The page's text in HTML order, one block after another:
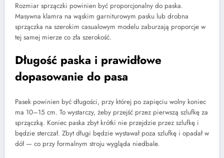
Rozmiar sprzączki powinien być proporcjonalny do paska.
Masywna klamra na wąskim garniturowym pasku lub drobna
sprzączka na szerokim casualowym modelu zaburzają proporcje w
tej samej mierze co zła szerokość.
Długość paska i prawidłowe
dopasowanie do pasa
Pasek powinien być długości, przy której po zapięciu wolny koniec
ma 10–15 cm. To wystarczy, żeby przejść przez pierwszą szlufkę za
sprzączką. Koniec paska zbyt krótki nie przejdzie przez szlufkę i
będzie sterczał. Zbyt długi będzie wystawał poza szlufkę i opadał w
dół — co przy formalnym stroju wygląda niedbale.